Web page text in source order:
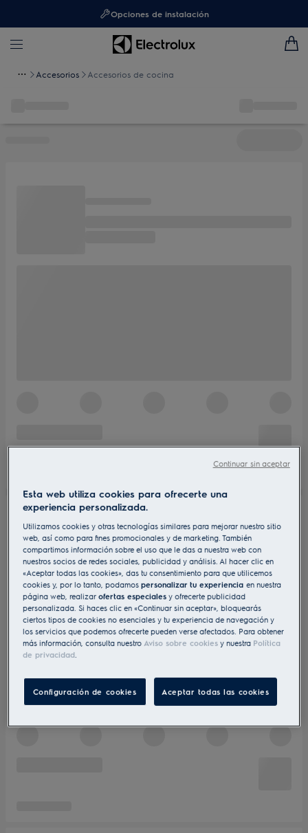
Opciones de instalación
Accesorios Accesorios de cocina
Esta web utiliza cookies para ofrecerte una
experiencia personalizada.
Utilizamos cookies y otras tecnologías similares para mejorar nuestro sitio
web, así como para fines promocionales y de marketing. También
compartimos información sobre el uso que le das a nuestra web con
nuestros socios de redes sociales, publicidad y análisis. Al hacer clic en
«Aceptar todas las cookies», das tu consentimiento para que utilicemos
cookies y, por lo tanto, podamospersonalizar tu experienciaen nuestra
página web, realizarofertas especiales y ofrecerte publicidad
personalizada. Si haces clic en «Continuar sin aceptar», bloquearás
ciertos tipos de cookies no esenciales y tu experiencia de navegación y
los servicios que podemos ofrecerte pueden verse afectados. Para obtener
más información, consulta nuestro Aviso sobre cookies y nuestra Política
de privacidad.
Configuración de cookies Aceptar todas las cookies
Continuar sin aceptar